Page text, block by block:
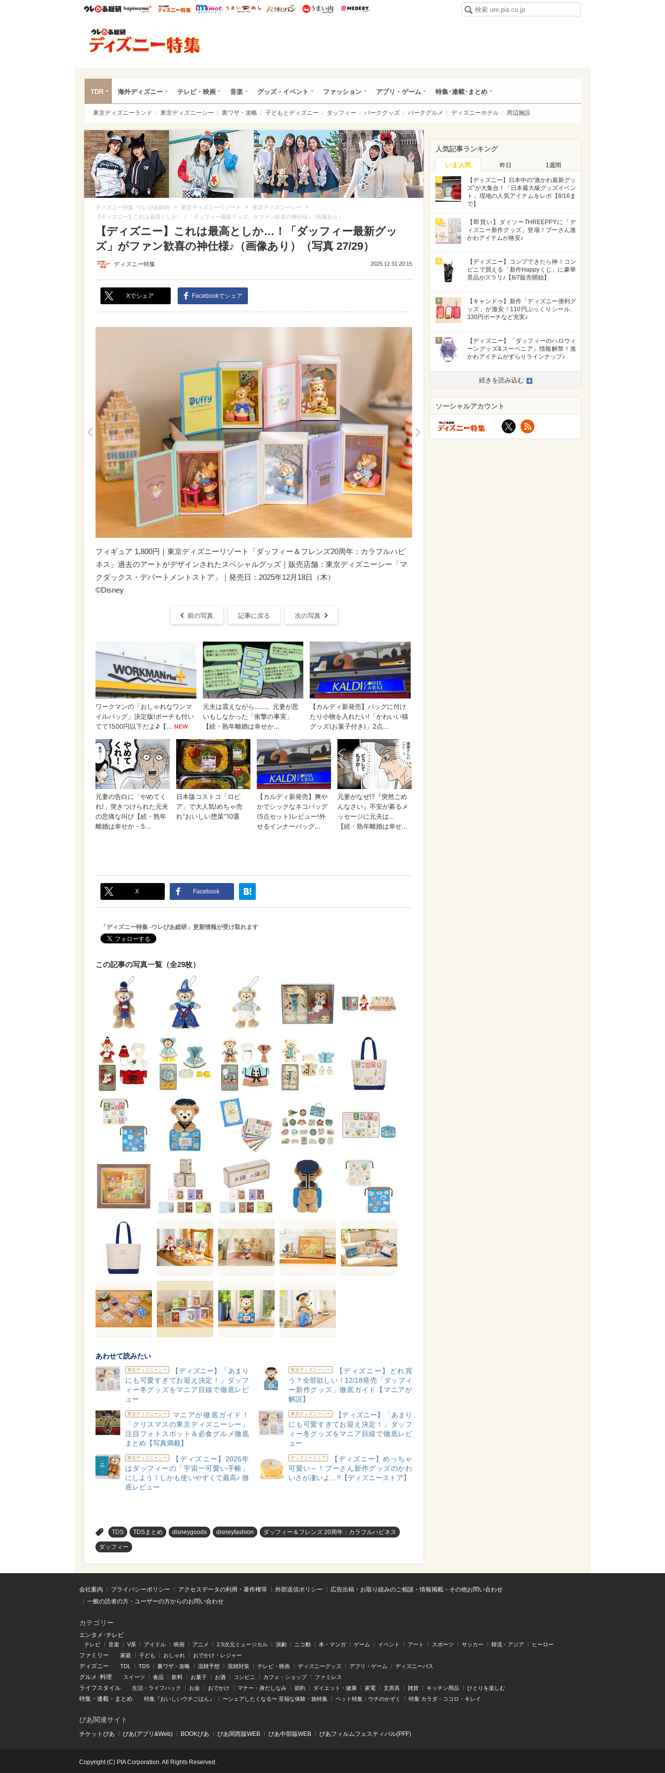
ウレぴあ総研ハピママ* ウレぴあ総研 ディズニー特集
mimot. うまいめし うまいパン うまい肉
TDR 海外ディズニー テレビ・映画 音楽 グッズ・イベント ファッション アプリ・ゲーム 特集･連載･まとめ
東京ディズニーランド 東京ディズニーシー 裏ワザ・攻略 子どもとディズニー ダッフィー パークグッズ パークグルメ ディズニーホテル 周辺施設
ディズニー特集 -ウレぴあ総研 > 東京ディズニーリゾート > 東京ディズニーシー >
【ディズニー】これは最高としか…！「ダッフィー最新グッズ」がファン歓喜の神仕様♪（画像あり）
【ディズニー】これは最高としか…！「ダッフィー最新グッ
ズ」がファン歓喜の神仕様♪（画像あり）（写真 27/29）
ディズニー特集 2025.12.31 20:15
Xでシェア Facebookでシェア
>
フィギュア 1,800円｜東京ディズニーリゾート「ダッフィー＆フレンズ20周年：カラフルハピ
ネス」過去のアートがデザインされたスペシャルグッズ｜販売店舗：東京ディズニーシー「マ
クダックス・デパートメントストア」｜発売日：2025年12月18日（木）
©Disney
前の写真 記事に戻る 次の写真
X Facebook
「ディズニー特集 -ウレぴあ総研」更新情報が受け取れます
この記事の写真一覧（全29枚）
あわせて読みたい
東京ディズニーシー
【ディズニー】「あまり
にも可愛すぎてお迎え決定！」ダッフ
ィー冬グッズをマニア目線で徹底レビ
ュー
東京ディズニーシー
【ディズニー】どれ買
う？全部欲しい！12/18発売「ダッフィ
ー新作グッズ」徹底ガイド【マニアが
解説】
東京ディズニーシー
マニアが徹底ガイド！
「クリスマスの東京ディズニーシー」
注目フォトスポット＆必食グルメ徹底
まとめ【写真満載】
東京ディズニーシー
【ディズニー】「あまり
にも可愛すぎてお迎え決定！」ダッフ
ィー冬グッズをマニア目線で徹底レビ
ュー
東京ディズニーシー
【ディズニー】2026年
はダッフィーの「宇宙一可愛い手帳」
にしよう！しかも使いやすくて最高♪ 徹
底レビュー
ディズニーストア
【ディズニー】めっちゃ
可愛い～！プーさん新作グッズのかわ
いさが凄いよ…!!【ディズニーストア】
TDS TDSまとめ disneygoods disneyfashion ダッフィー＆フレンズ 20周年：カラフルハピネス
ダッフィー
人気記事ランキング
いま人気 昨日 1週間
1
【ディズニー】日本中の“激かわ最新グッ
ズ”が大集合！「日本最大級グッズイベン
ト」現地の人気アイテムをレポ【8/16ま
で】
2
【即買い】ダイソーTHREEPPYに「デ
ィズニー新作グッズ」登場！プーさん激
かわアイテムが格安♪
3
【ディズニー】コンプできたら神！コン
ビニで買える「新作Happyくじ」に豪華
景品がズラリ♪【8/7販売開始】
4
【キャンドゥ】新作「ディズニー便利グ
ッズ」が激安！110円ぷっくりシール、
330円ポーチなど充実♪
5
【ディズニー】「ダッフィーのハロウィ
ーングッズ&スーベニア」情報解禁！激
かわアイテムがずらりラインナップ♪
続きを読み込む
ソーシャルアカウント
X
会社案内 プライバシーポリシー アクセスデータの利用・著作権等 外部送信ポリシー
広告出稿・お取り組みのご相談・情報掲載・その他お問い合わせ
一般の読者の方・ユーザーの方からのお問い合わせ
カテゴリー
エンタメ･テレビ
テレビ 音楽 V系 アイドル 映画 アニメ 2.5次元ミュージカル 演劇 ニコ動 本・マンガ ゲーム イベント アート スポーツ サッカー 韓流・アジア ヒーロー
ファミリー 家庭 子ども おしゃれ おでかけ・レジャー
ディズニー TDL TDS 裏ワザ・攻略 混雑予想 混雑対策 テレビ・映画 ディズニーグッズ アプリ・ゲーム ディズニーパス
グルメ･料理 スイーツ 食品 飲料 お菓子 お酒 コンビニ カフェ・ショップ ファミレス
ライフスタイル 生活・ライフハック お金 おでかけ マナー・身だしなみ 節約 ダイエット・健康 家電 文房具 雑貨 キッチン用品 ひとりを楽しむ
特集 ・ 連載 ・ まとめ 特集『おいしいウチごはん』 〜シェアしたくなる〜 至福な体験・旅特集 ペット特集：ウチのかぞく 特集 カラダ・ココロ・キレイ
ぴあ関連サイト
チケットぴあ ぴあ(アプリ&Web) BOOKぴあ ぴあ関⻄版WEB ぴあ中部版WEB ぴあフィルムフェスティバル(PFF)
Copyright (C) PIA Corporation. All Rights Reserved.